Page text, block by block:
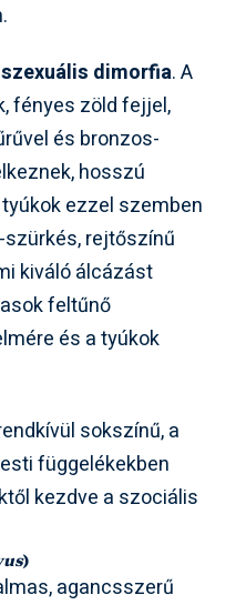
szexuális dimorfia. A
fényes zöld fejjel,
és bronzos-
hosszú
ezzel szemben
rejtőszínű
kiváló álcázást
feltűnő
és a tyúkok
sokszínű, a
függelékekben
kezdve a szociális
)
agancsszerű